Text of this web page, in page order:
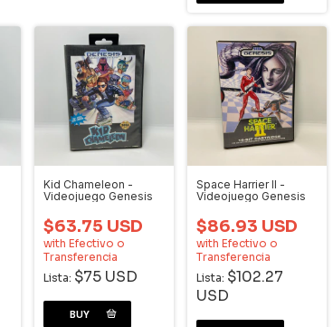
Kid Chameleon -
Videojuego Genesis
$63.75 USD
with Efectivo o
Transferencia
Lista: $75 USD
Space Harrier II -
Videojuego Genesis
$86.93 USD
with Efectivo o
Transferencia
Lista: $102.27
USD